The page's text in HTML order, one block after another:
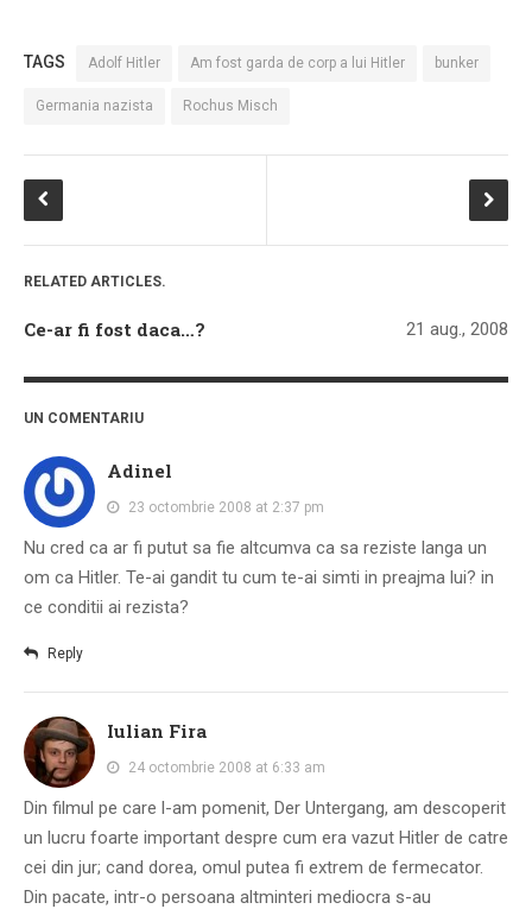
Acrostics!
PRIETENI APROPIATI
Vreau-schimbare.ro
TAGS Adolf Hitler Am fost garda de corp a lui Hitler bunker
Germania nazista Rochus Misch
RELATED ARTICLES.
Ce-ar fi fost daca…? 21 aug., 2008
UN COMENTARIU
Adinel
23 octombrie 2008 at 2:37 pm
Nu cred ca ar fi putut sa fie altcumva ca sa reziste langa un
om ca Hitler. Te-ai gandit tu cum te-ai simti in preajma lui? in
ce conditii ai rezista?
Reply
Iulian Fira
24 octombrie 2008 at 6:33 am
Din filmul pe care l-am pomenit, Der Untergang, am descoperit
un lucru foarte important despre cum era vazut Hitler de catre
cei din jur; cand dorea, omul putea fi extrem de fermecator.
Din pacate, intr-o persoana altminteri mediocra s-au